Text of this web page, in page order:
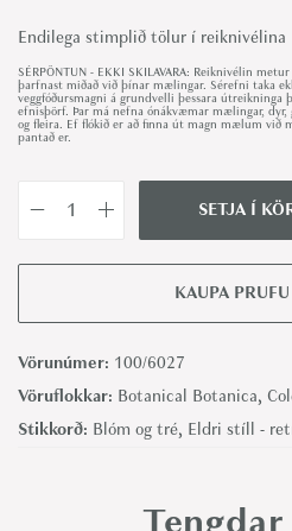
Endilega stimplið tölur í reiknivélina
SÉRPÖNTUN - EKKI SKILAVARA: Reiknivélin
þarfnast miðað við þínar mælingar. Sérefni taka
veggfóðursmagni á grundvelli þessara
efnisþörf. Þar má nefna ónákvæmar mælingar, dyr,
og fleira. Ef flókið er að finna út magn mælum við
pantað er.
e
t
P
e
SETJA Í
KAUPA PRUFU
Vörunúmer: 100/6027
Vöruflokkar: Botanical Botanica,
Stikkorð: Blóm og tré, Eldri stíll -